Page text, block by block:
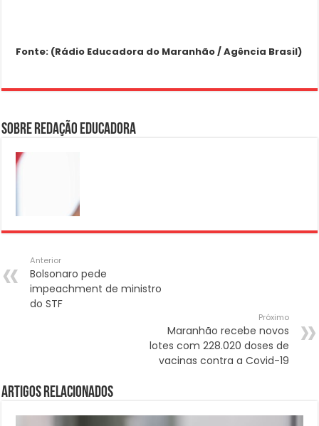
Fonte: (Rádio Educadora do Maranhão / Agência Brasil)
Sobre Redação Educadora
Anterior
Bolsonaro pede
impeachment de ministro
do STF
Próximo
Maranhão recebe novos
lotes com 228.020 doses de
vacinas contra a Covid-19
Artigos Relacionados